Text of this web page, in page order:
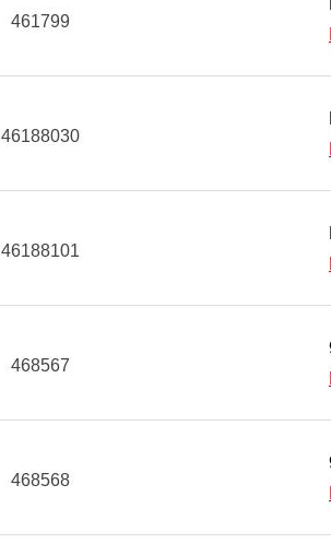
461799
46188030
46188101
468567
468568